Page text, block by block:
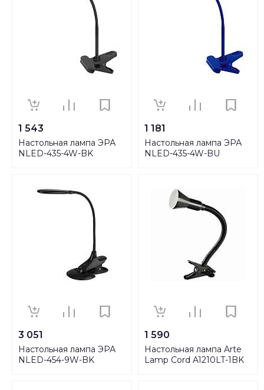
1 543
Настольная лампа ЭРА
NLED-435-4W-BK
1 181
Настольная лампа ЭРА
NLED-435-4W-BU
3 051
Настольная лампа ЭРА
NLED-454-9W-BK
1 590
Настольная лампа Arte
Lamp Cord A1210LT-1BK